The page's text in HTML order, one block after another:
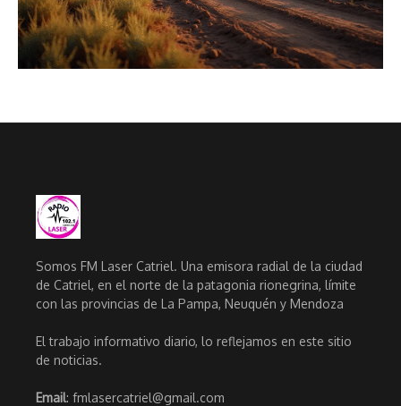
Somos FM Laser Catriel. Una emisora radial de la ciudad
de Catriel, en el norte de la patagonia rionegrina, límite
con las provincias de La Pampa, Neuquén y Mendoza
El trabajo informativo diario, lo reflejamos en este sitio
de noticias.
Email: fmlasercatriel@gmail.com